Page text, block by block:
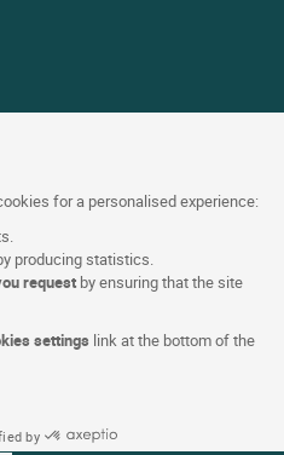
for a personalised experience:
producing statistics.
request by ensuring that the site
settings link at the bottom of the
by